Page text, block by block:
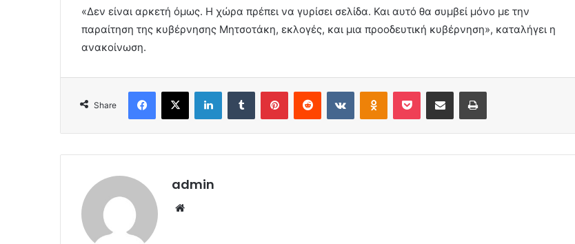
«Δεν είναι αρκετή όμως. Η χώρα πρέπει να γυρίσει σελίδα. Και αυτό θα συμβεί μόνο με την
παραίτηση της κυβέρνησης Μητσοτάκη, εκλογές, και μια προοδευτική κυβέρνηση», καταλήγει η
ανακοίνωση.
Share
Facebook
X LinkedInTumblr PinterestReddit VKontakteOdnoklassniki
Pocket Share via Email Print
admin